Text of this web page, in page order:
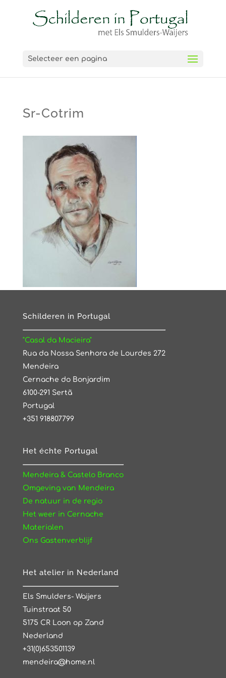
Selecteer een pagina
Sr-Cotrim
Schilderen in Portugal
"Casal da Macieira"
Rua da Nossa Senhora de Lourdes 272
Mendeira
Cernache do Bonjardim
6100-291 Sertã
Portugal
+351 918807799
Het échte Portugal
Mendeira & Castelo Branco
Omgeving van Mendeira
De natuur in de regio
Het weer in Cernache
Materialen
Ons Gastenverblijf
Het atelier in Nederland
Els Smulders- Waijers
Tuinstraat 50
5175 CR Loon op Zand
Nederland
+31(0)653501139
mendeira@home.nl